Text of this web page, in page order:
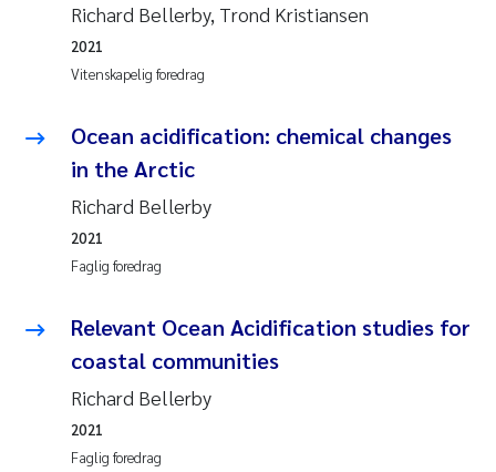
Richard Bellerby, Trond Kristiansen
Vitenskapelig foredrag
2021
Ocean acidification: chemical changes
in the Arctic
Richard Bellerby
Faglig foredrag
2021
Relevant Ocean Acidification studies for
coastal communities
Richard Bellerby
Faglig foredrag
2021